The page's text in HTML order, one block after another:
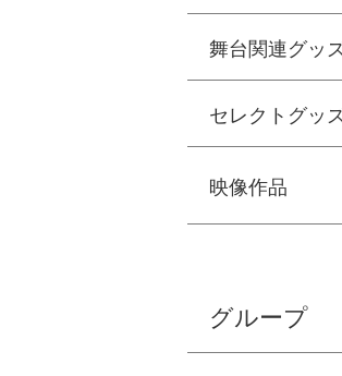
舞台関連グッ
セレクトグッ
映像作品
グループ